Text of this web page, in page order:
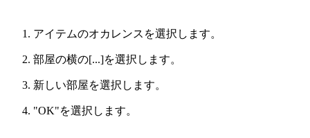
アイテムのオカレンスを選択します。
部屋の横の[...]を選択します。
新しい部屋を選択します。
"OK"を選択します。